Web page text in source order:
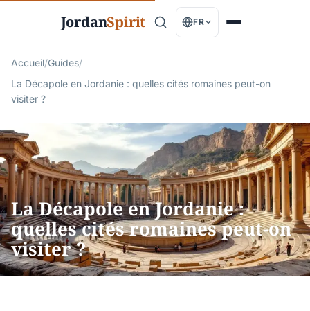
JordanSpirit FR
Accueil/Guides/
La Décapole en Jordanie : quelles cités romaines peut-on
visiter ?
La Décapole en Jordanie :
quelles cités romaines peut-on
visiter ?